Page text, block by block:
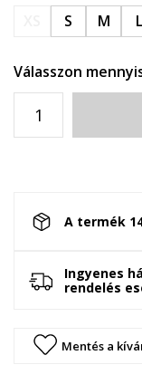
S M L
Válasszon
A termék
Ingyenes
rendelés
Mentés a